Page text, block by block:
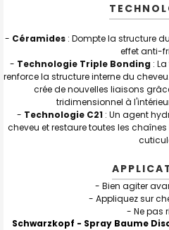
- Céramides : Dompte la structure
effet anti-
- Technologie Triple Bonding :
renforce la structure interne du
crée de nouvelles liaisons
tridimensionnel à
- Technologie C21 : Un agent
cheveu et restaure toutes les
- Bien agiter
- Appliquez sur
- Ne pas
Schwarzkopf - Spray Baume